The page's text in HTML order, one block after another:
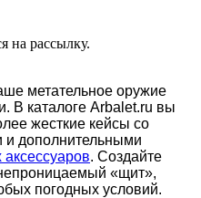
на рассылку.
метательное оружие
В каталоге Arbalet.ru вы
жесткие кейсы со
и дополнительными
аксессуаров. Создайте
ый «щит»,
погодных условий.